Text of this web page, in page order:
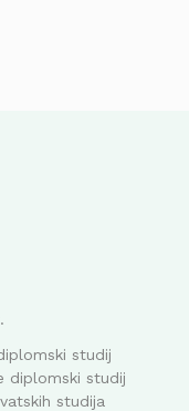
studij
diplomski studij
studija